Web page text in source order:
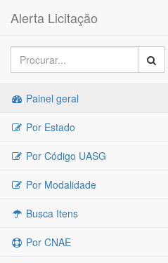
Alerta Licitação
Painel geral
Por Estado
Por Código UASG
Por Modalidade
Busca Itens
Por CNAE